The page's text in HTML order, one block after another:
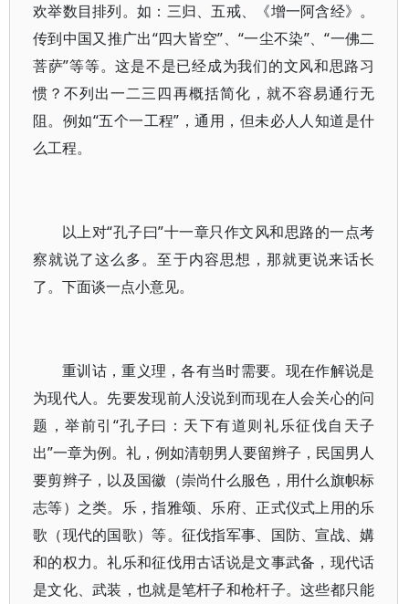
欢举数目排列。如：三归、五戒、《增一阿含经》。
传到中国又推广出“四大皆空”、“一尘不染”、“一佛二
菩萨”等等。这是不是已经成为我们的文风和思路习
惯？不列出一二三四再概括简化，就不容易通行无
阻。例如“五个一工程”，通用，但未必人人知道是什
么工程。
以上对“孔子曰”十一章只作文风和思路的一点考
察就说了这么多。至于内容思想，那就更说来话长
了。下面谈一点小意见。
重训诂，重义理，各有当时需要。现在作解说是
为现代人。先要发现前人没说到而现在人会关心的问
题，举前引“孔子曰：天下有道则礼乐征伐自天子
出”一章为例。礼，例如清朝男人要留辫子，民国男人
要剪辫子，以及国徽（崇尚什么服色，用什么旗帜标
志等）之类。乐，指雅颂、乐府、正式仪式上用的乐
歌（现代的国歌）等。征伐指军事、国防、宣战、媾
和的权力。礼乐和征伐用古话说是文事武备，现代话
是文化、武装，也就是笔杆子和枪杆子。这些都只能